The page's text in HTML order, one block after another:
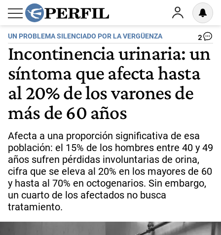
UN PROBLEMA SILENCIADO POR LA VERGÜENZA 2
Incontinencia urinaria: un
síntoma que afecta hasta
al 20% de los varones de
más de 60 años
Afecta a una proporción significativa de esa
población: el 15% de los hombres entre 40 y 49
años sufren pérdidas involuntarias de orina,
cifra que se eleva al 20% en los mayores de 60
y hasta al 70% en octogenarios. Sin embargo,
un cuarto de los afectados no busca
tratamiento.